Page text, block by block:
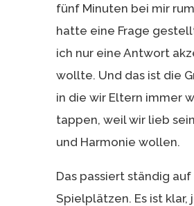
fünf Minuten bei mir
hatte eine Frage
ich nur eine Antwort
wollte. Und das ist die
in die wir Eltern immer
tappen, weil wir lieb
und Harmonie wollen.
Das passiert ständig auf
Spielplätzen. Es ist klar,